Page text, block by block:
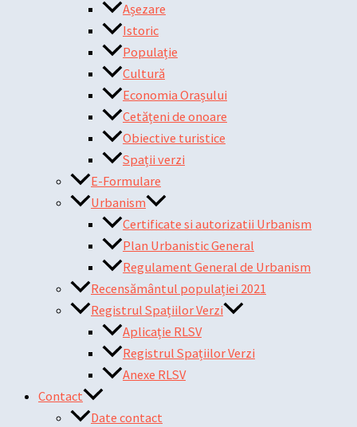
Așezare
Istoric
Populație
Cultură
Economia Orașului
Cetățeni de onoare
Obiective turistice
Spații verzi
E-Formulare
Urbanism
Certificate si autorizatii Urbanism
Plan Urbanistic General
Regulament General de Urbanism
Recensământul populației 2021
Registrul Spațiilor Verzi
Aplicație RLSV
Registrul Spațiilor Verzi
Anexe RLSV
Contact
Date contact